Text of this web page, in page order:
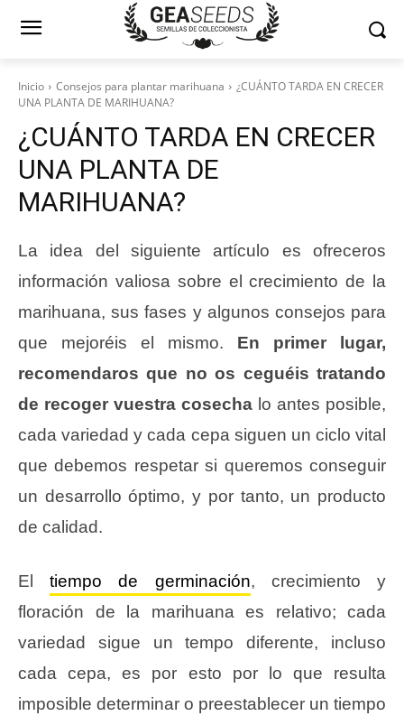
Inicio Consejos para plantar marihuana
¿CUÁNTO TARDA EN CRECER
UNA PLANTA DE MARIHUANA?
¿CUÁNTO TARDA EN CRECER
UNA PLANTA DE
MARIHUANA?
La idea del siguiente artículo es ofreceros
información valiosa sobre el crecimiento de la
marihuana, sus fases y algunos consejos para
que mejoréis el mismo. En primer lugar,
recomendaros que no os ceguéis tratando
de recoger vuestra cosecha lo antes posible,
cada variedad y cada cepa siguen un ciclo vital
que debemos respetar si queremos conseguir
un desarrollo óptimo, y por tanto, un producto
de calidad.
Eltiempo de germinación, crecimiento y
floración de la marihuana es relativo; cada
variedad sigue un tempo diferente, incluso
cada cepa, es por esto por lo que resulta
imposible determinar o preestablecer un tiempo